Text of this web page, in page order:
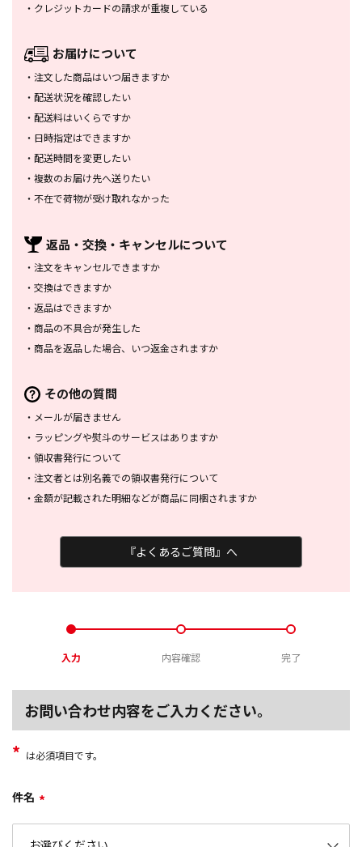
・ クレジットカードの請求が重複している
お届けについて
・ 注文した商品はいつ届きますか
・ 配送状況を確認したい
・ 配送料はいくらですか
・ 日時指定はできますか
・ 配送時間を変更したい
・ 複数のお届け先へ送りたい
・ 不在で荷物が受け取れなかった
返品・交換・ キャンセルについて
・ 注文をキャンセルできますか
・ 交換はできますか
・ 返品はできますか
・ 商品の不具合が発生した
・ 商品を返品した場合、 いつ返金されますか
その他の質問
・ メールが届きません
・ ラッピングや熨斗のサービスはありますか
・ 領収書発行について
・ 注文者とは別名義での領収書発行について
・ 金額が記載された明細などが商品に同梱されますか
『よくあるご質問』へ
入力 内容確認 完了
お問い合わせ内容をご入力ください。
* は必須項目です。
件名 *